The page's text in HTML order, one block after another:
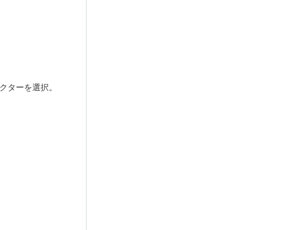
ターを選択。